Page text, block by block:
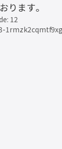
ります。
12